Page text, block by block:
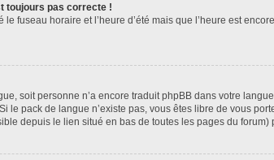
toujours pas correcte !
fuseau horaire et l’heure d’été mais que l’heure est
soit personne n’a encore traduit phpBB dans votre
le pack de langue n’existe pas, vous êtes libre de vous
depuis le lien situé en bas de toutes les pages du forum)